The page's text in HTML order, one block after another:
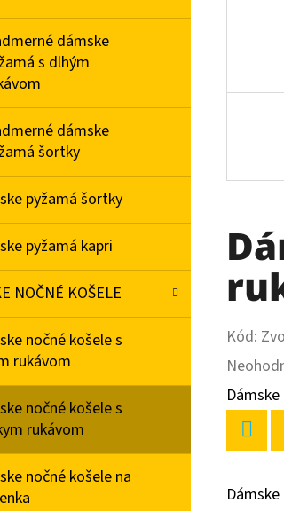
dámske
s dlhým
dámske
šortky
pyžamá šortky
pyžamá kapri
NOČNÉ KOŠELE
nočné košele s
rukávom
nočné košele s
rukávom
nočné košele na
Kód:
produktu
je
0,0